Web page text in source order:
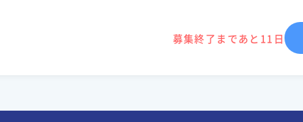
募集終了まであと11日